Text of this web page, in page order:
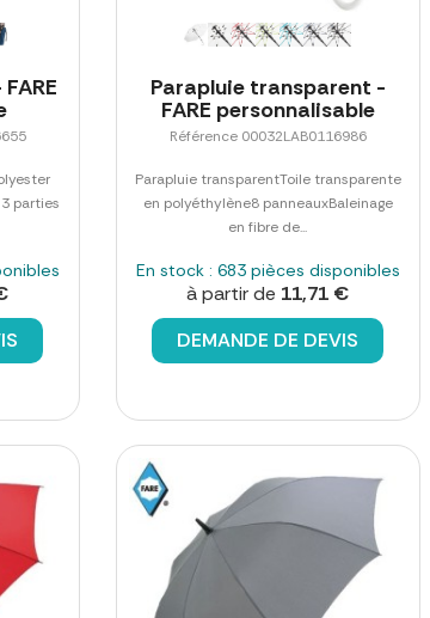
parties
Parapluie transparent -
FARE personnalisable
Référence 00032LAB0116986
Parapluie transparentToile transparente
en polyéthylène8 panneauxBaleinage
en fibre de...
En stock : 683 pièces disponibles
à partir de 11,71 €
DEMANDE DE DEVIS